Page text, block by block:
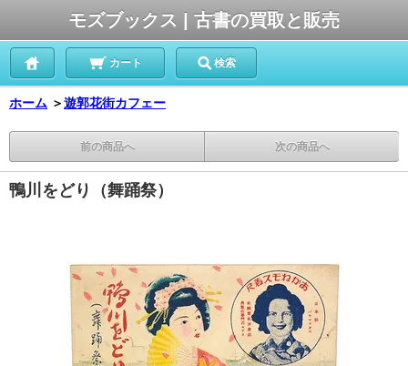
モズブックス | 古書の買取と販売
カート 検索
ホーム ＞遊郭花街カフェー
前の商品へ 次の商品へ
鴨川をどり（舞踊祭）